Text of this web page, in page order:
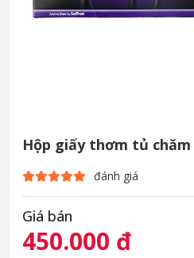
Hộp giấy thơm tủ chăm
đánh giá
Giá bán
450.000 đ